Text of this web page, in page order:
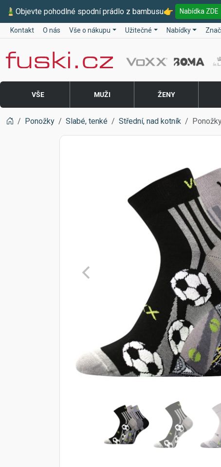
🎍 Objevte pohodlné spodní prádlo z bambusu👉 Nabídka ZDE
Kontakt O nás Vše o nákupu Užitečné Nabídky
Fuski BOMA
VŠE MUŽI ŽENY
Ponožky Slabé, tenké Střední, nad kotník